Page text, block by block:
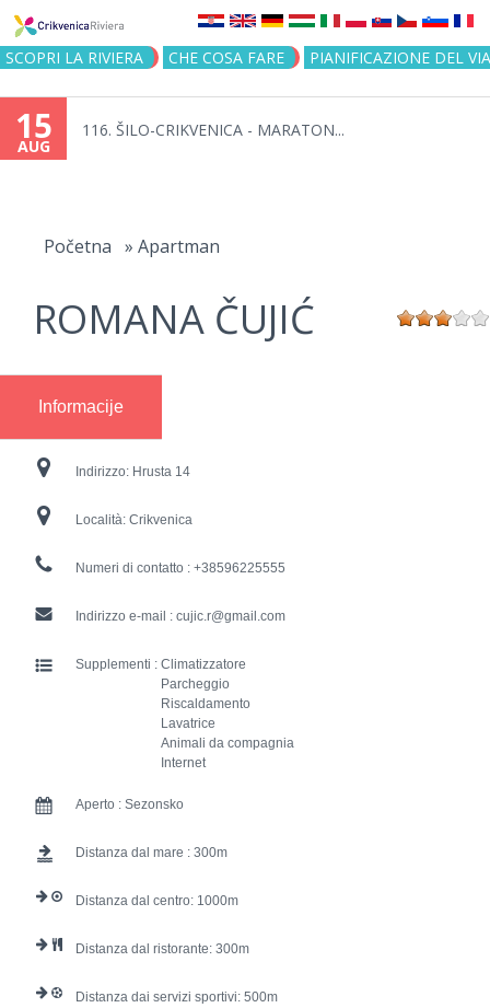
Jump to navigation
SCOPRI LA RIVIERA CHE COSA FARE PIANIFICAZIONE DEL
15
AUG
116. ŠILO-CRIKVENICA - MARATON...
Početna » Apartman
ROMANA ČUJIĆ
Informacije
Indirizzo: Hrusta 14
Località: Crikvenica
Numeri di contatto : +38596225555
Indirizzo e-mail : cujic.r@gmail.com
Supplementi : Climatizzatore
Parcheggio
Riscaldamento
Lavatrice
Animali da compagnia
Internet
Aperto : Sezonsko
Distanza dal mare : 300
Distanza dal centro: 1000
Distanza dal ristorante: 300
Distanza dai servizi sportivi: 500